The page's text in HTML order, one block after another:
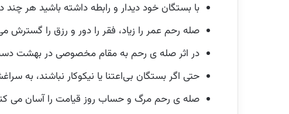
با بستگان خود دیدار و رابطه داشته باشید هر
صله رحم عمر را زیاد، فقر را دور و رزق را گسترش
در اثر صله ی رحم به مقام مخصوصی در بهشت
حتی اگر بستگان بی‌اعتنا یا نیکوکار نباشند، به
صله ی رحم مرگ و حساب روز قیامت را آسان می